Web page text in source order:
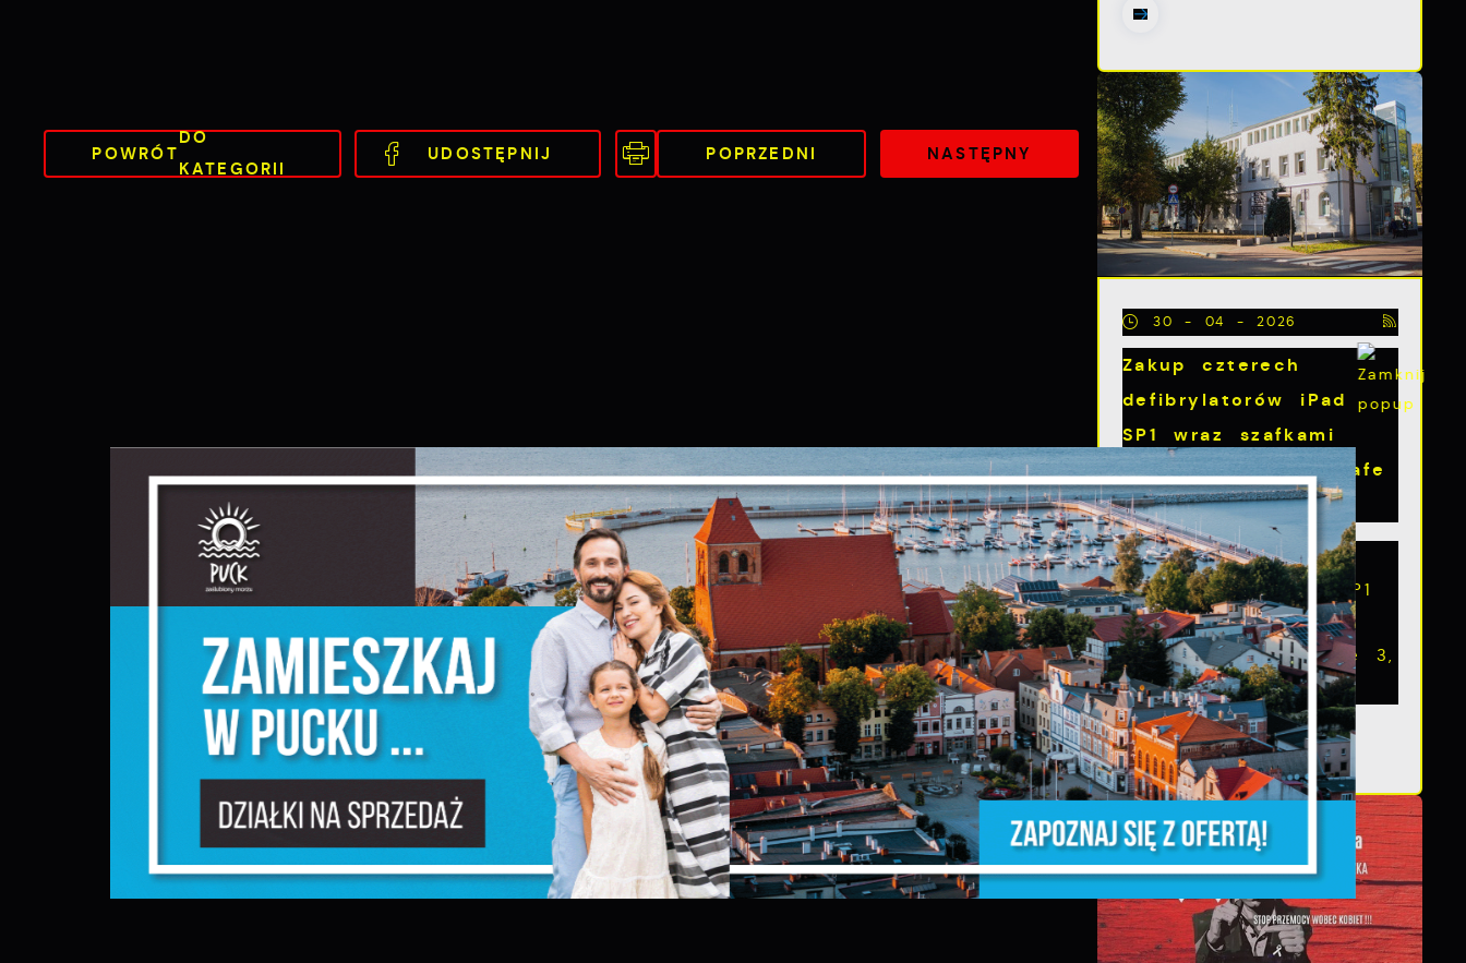
POWRÓT
DO
KATEGORII
UDOSTĘPNIJ POPRZEDNI NASTĘPNY
30 - 04 - 2026
Zakup czterech
defibrylatorów iPad
SP1 wraz szafkami
zewnętrznymi Debisafe
3
Zakup czterech
defibrylatorów iPad SP1
wraz szafkami
zewnętrznymi Debisafe 3,
został sfinansowany...
Ustawienia
Szanujemy Twoją prywatność. Możesz zmienić ustawienia
cookies lub zaakceptować je wszystkie. W dowolnym
momencie możesz dokonać zmiany swoich ustawień.
Niezbędne
Niezbędne pliki cookies służą do prawidłowego
funkcjonowania strony internetowej i umożliwiają Ci
komfortowe korzystanie z oferowanych przez nas usług.
Pliki cookies odpowiadają na podejmowane przez Ciebie
działania w celu m.in. dostosowania Twoich ustawień
preferencji prywatności, logowania czy wypełniania
formularzy. Dzięki plikom cookies strona, z której korzystasz,
Funkcjonalne i personalizacyjne
ZAPISZ WYBRANE